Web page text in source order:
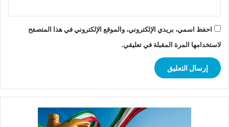
احفظ اسمي، بريدي الإلكتروني، والموقع الإلكتروني في هذا المتصفح
لاستخدامها المرة المقبلة في تعليقي.